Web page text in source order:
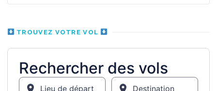
TROUVEZ VOTRE VOL